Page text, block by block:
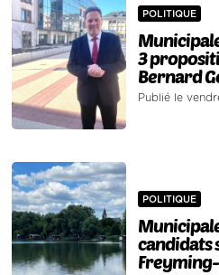
POLITIQUE
3
Bernard
Publié le
POLITIQUE
candidats